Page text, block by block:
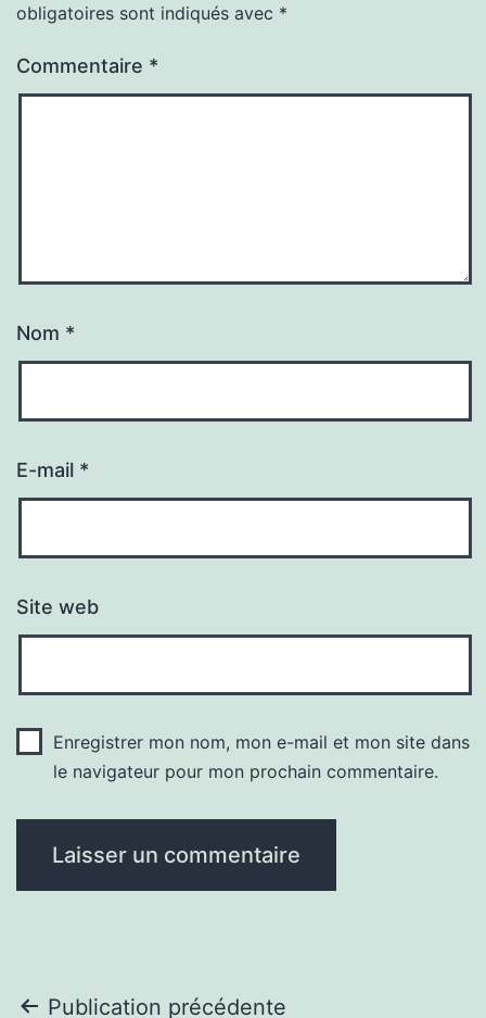
obligatoires sont indiqués avec *
Commentaire *
Nom *
E-mail *
Site web
Enregistrer mon nom, mon e-mail et mon site dans
le navigateur pour mon prochain commentaire.
Publication précédente